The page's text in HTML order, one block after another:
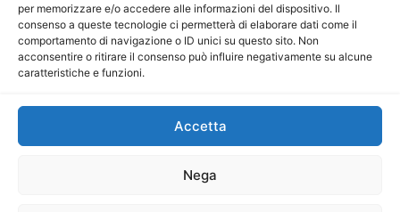
per memorizzare e/o accedere alle informazioni del dispositivo. Il
consenso a queste tecnologie ci permetterà di elaborare dati come il
comportamento di navigazione o ID unici su questo sito. Non
acconsentire o ritirare il consenso può influire negativamente su alcune
caratteristiche e funzioni.
Accetta
Nega
Direttore Editoriale: Maurizio Scaglione
Direttore Responsabile: Maria Calabrese
P.IVA: 06334930820
Mercurio Comunicazione Società Cooperativa a r.l. è
iscritta al Registro degli Operatori di Comunicazione al